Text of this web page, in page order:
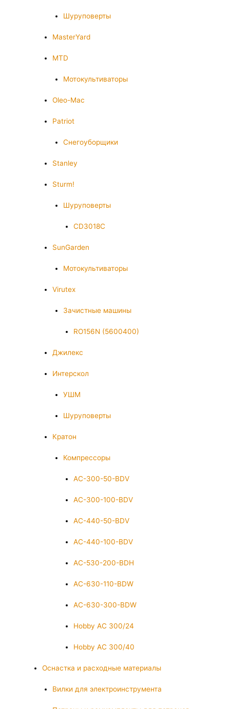
Шуруповерты
MasterYard
MTD
Мотокультиваторы
Oleo-Mac
Patriot
Снегоуборщики
Stanley
Sturm!
Шуруповерты
CD3018C
SunGarden
Мотокультиваторы
Virutex
Зачистные машины
RO156N (5600400)
Джилекс
Интерскол
УШМ
Шуруповерты
Кратон
Компрессоры
AC-300-50-BDV
AC-300-100-BDV
AC-440-50-BDV
AC-440-100-BDV
AC-530-200-BDH
AC-630-110-BDW
AC-630-300-BDW
Hobby AC 300/24
Hobby AC 300/40
Оснастка и расходные материалы
Вилки для электроинструмента